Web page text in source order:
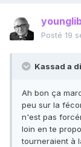
Posté 19
Kassad a
Ah bon ça
peu sur la
n'est pas
loin en te
tourneraient à